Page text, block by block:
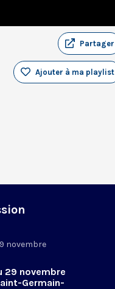
Partager
Ajouter à ma playlist
novembre
29 novembre
Germain-